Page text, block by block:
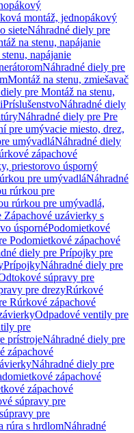
montáž, jednopákový
sieteNáhradné diely pre
na stenu, napájanie
napájanie
Náhradné diely pre
Montáž na stenu, zmiešavač
pre Montáž na stenu,
PríslušenstvoNáhradné diely
Náhradné diely pre Pre
pre umývacie miesto, drez,
umývadláNáhradné diely
zápachové
priestorovo úsporný
pre umývadláNáhradné
rúrkou pre
rúrkou pre umývadlá,
Zápachové uzávierky s
úspornéPodomietkové
Podomietkové zápachové
diely pre Prípojky pre
PrípojkyNáhradné diely pre
súpravy pre
pre drezyRúrkové
Rúrkové zápachové
Odpadové ventily pre
pre
prístrojeNáhradné diely pre
zápachové
Náhradné diely pre
zápachové
zápachové
súpravy pre
pre
rúra s hrdlomNáhradné